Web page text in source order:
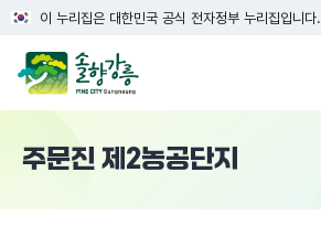
이 누리집은 대한민국 공식 전자정부 누리집입니다.
주문진 제2농공단지